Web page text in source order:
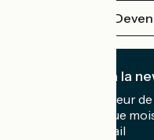
Je m'abonne à la
Recevez le meilleur
boîte mail chaque
Mon adresse mail